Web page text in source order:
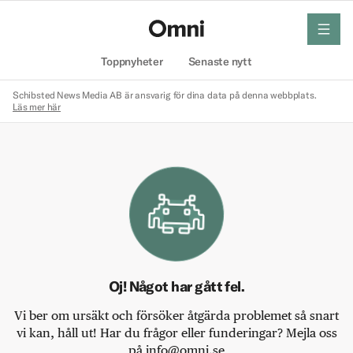
Toppnyheter Senaste nytt
meny
Schibsted News Media AB är ansvarig för dina data på denna webbplats.
Läs mer här
Oj! Något har gått fel.
Vi ber om ursäkt och försöker åtgärda problemet så snart
vi kan, håll ut! Har du frågor eller funderingar? Mejla oss